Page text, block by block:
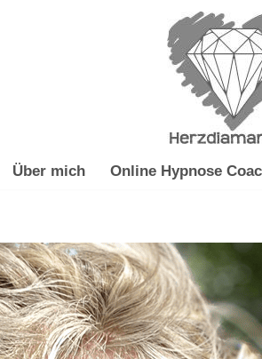
Über mich Online Hypnose